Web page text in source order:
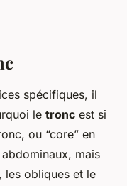
spécifiques, il
le tronc est si
ou “core” en
mais
les obliques et le